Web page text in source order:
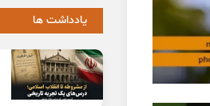
یادداشت ها